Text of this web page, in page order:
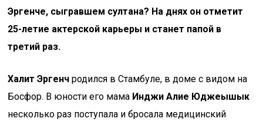
Эргенче, сыгравшем султана? На днях он отметит
25-летие актерской карьеры и станет папой в
третий раз.
Халит Эргенч родился в Стамбуле, в доме с видом на
Босфор. В юности его мама Инджи Алие Юджеышык
несколько раз поступала и бросала медицинский